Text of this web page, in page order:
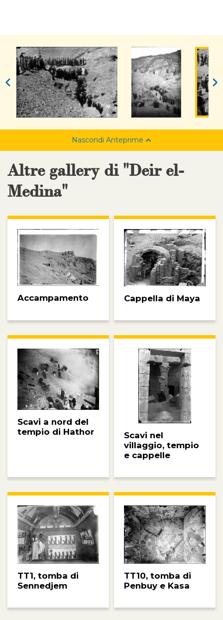
Nascondi Anteprime
Altre gallery di "Deir el-
Medina"
Accampamento Cappella di Maya
Scavi a nord del
tempio di Hathor
Scavi nel
villaggio, tempio
e cappelle
TT1, tomba di
Sennedjem
TT10, tomba di
Penbuy e Kasa